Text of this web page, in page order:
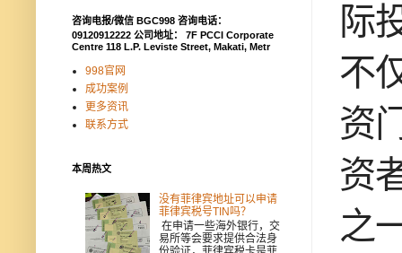
际
不
资
资
之
咨询电报/微信 BGC998 咨询电话：
09120912222 公司地址： 7F PCCI Corporate
Centre 118 L.P. Leviste Street, Makati, Metr
998官网
成功案例
更多资讯
联系方式
本周热文
没有菲律宾地址可以申请
菲律宾税号TIN吗？
在申请一些海外银行，交
易所等会要求提供合法身